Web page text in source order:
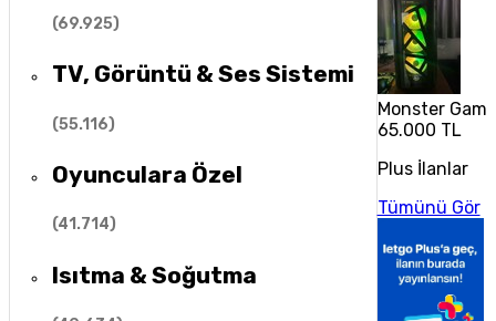
(69.925)
TV, Görüntü & Ses Sistemi
(55.116)
Oyunculara Özel
(41.714)
Isıtma & Soğutma
Monster
65.000 TL
Plus İlanlar
Tümünü Gör